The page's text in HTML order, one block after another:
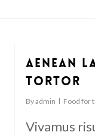
Aenean
tortor
Byadmin Food for
Vivamus